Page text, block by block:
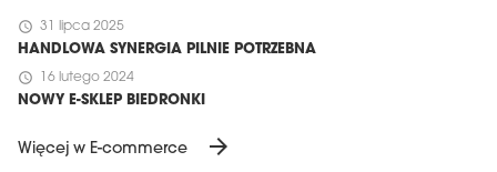
schedule 31 lipca 2025
HANDLOWA SYNERGIA PILNIE POTRZEBNA
schedule 16 lutego 2024
NOWY E-SKLEP BIEDRONKI
Więcej w E-commerce arrow_forward